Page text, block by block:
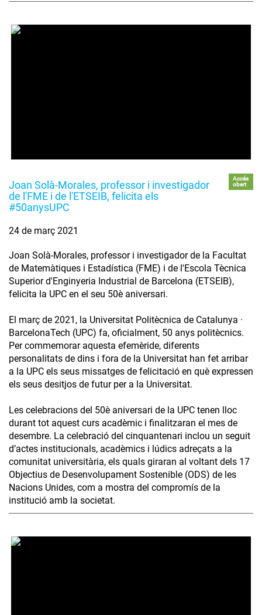
Joan Solà-Morales, professor i investigador
de l'FME i de l'ETSEIB, felicita els
#50anysUPC
Accés
obert
24 de març 2021
Joan Solà-Morales, professor i investigador de la Facultat
de Matemàtiques i Estadística (FME) i de l'Escola Tècnica
Superior d'Enginyeria Industrial de Barcelona (ETSEIB),
felicita la UPC en el seu 50è aniversari.
El març de 2021, la Universitat Politècnica de Catalunya ·
BarcelonaTech (UPC) fa, oficialment, 50 anys politècnics.
Per commemorar aquesta efemèride, diferents
personalitats de dins i fora de la Universitat han fet arribar
a la UPC els seus missatges de felicitació en què expressen
els seus desitjos de futur per a la Universitat.
Les celebracions del 50è aniversari de la UPC tenen lloc
durant tot aquest curs acadèmic i finalitzaran el mes de
desembre. La celebració del cinquantenari inclou un seguit
d’actes institucionals, acadèmics i lúdics adreçats a la
comunitat universitària, els quals giraran al voltant dels 17
Objectius de Desenvolupament Sostenible (ODS) de les
Nacions Unides, com a mostra del compromís de la
institució amb la societat.